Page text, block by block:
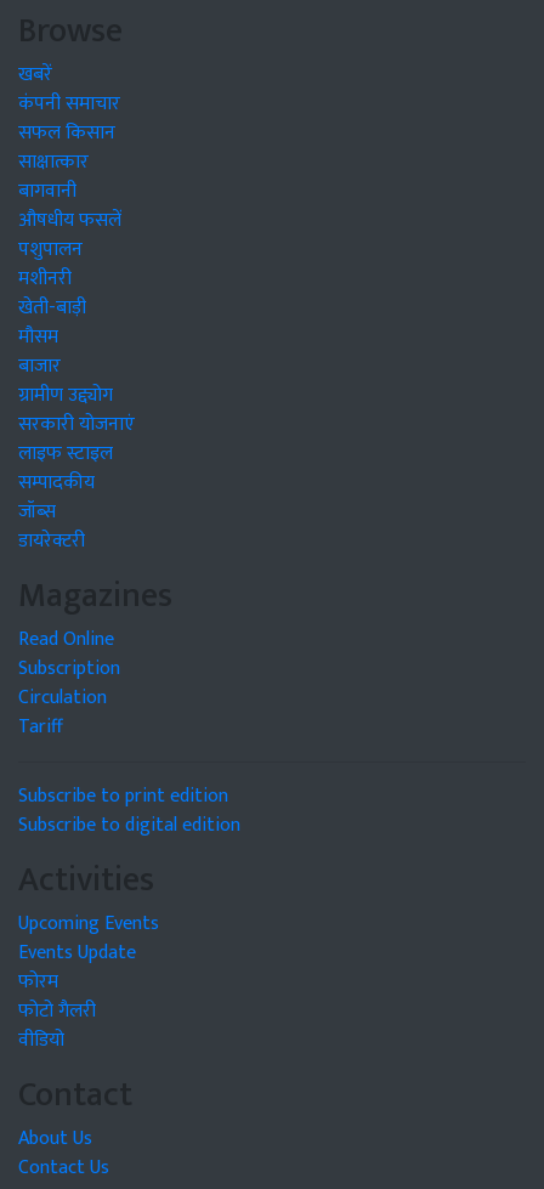
Browse
खबरें
कंपनी समाचार
सफल किसान
साक्षात्कार
बागवानी
औषधीय फसलें
पशुपालन
मशीनरी
खेती-बाड़ी
मौसम
बाजार
ग्रामीण उद्द्योग
सरकारी योजनाएं
लाइफ स्टाइल
सम्पादकीय
जॉब्स
डायरेक्टरी
Magazines
Read Online
Subscription
Circulation
Tariff
Subscribe to print edition
Subscribe to digital edition
Activities
Upcoming Events
Events Update
फोरम
फोटो गैलरी
वीडियो
Contact
About Us
Contact Us